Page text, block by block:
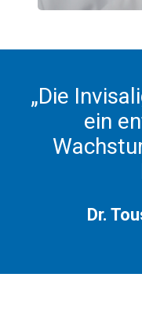
„Die
ein
Dr.